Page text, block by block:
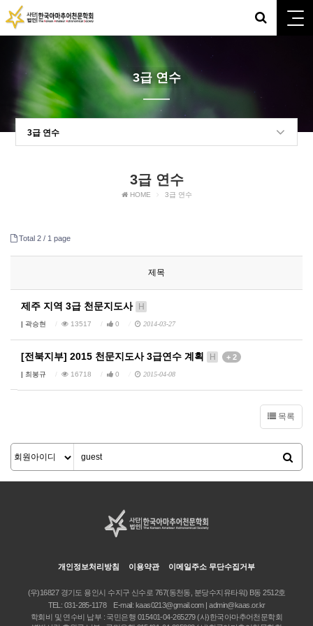
3급 연수
3급 연수
3급 연수
HOME 3급 연수
Total 2 / 1 page
제목
제주 지역 3급 천문지도사 H
| 곽승현 13517 0 2014-03-27
[전북지부] 2015 천문지도사 3급연수 계획 H + 2
| 최봉규 16718 0 2015-04-08
목록
개인정보처리방침 이용약관 이메일주소 무단수집거부
(우)16827 경기도 용인시 수지구 신수로 767(동천동, 분당수지유타워) B동 2512호
TEL: 031-285-1178 E-mail: kaas0213@gmail.com | admin@kaas.or.kr
학회비 및 연수비 납부 : 국민은행 015401-04-265279 (사)한국아마추어천문학회